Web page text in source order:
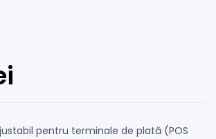
pentru terminale de plată (POS